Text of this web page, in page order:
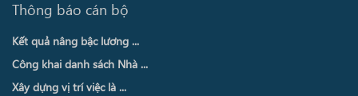
Thông báo cán bộ
Kết quả nâng bậc lương ...
Công khai danh sách Nhà ...
Xây dựng vị trí việc là ...